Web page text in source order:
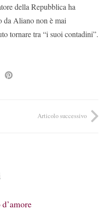
della Repubblica ha
da Aliano non è mai
tornare tra “i suoi contadini”.
Articolo successivo